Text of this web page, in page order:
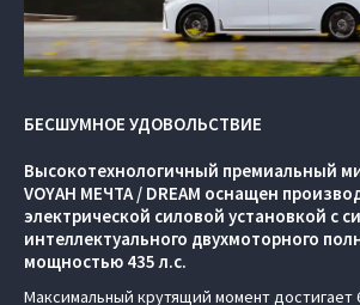
БЕСШУМНОЕ УДОВОЛЬСТВИЕ
Высокотехнологичный премиальный
VOYAH МЕЧТА / DREAM оснащен
электрической силовой установкой с
интеллектуального двухмоторного
мощностью 435 л.с.
Максимальный крутящий момент достигает